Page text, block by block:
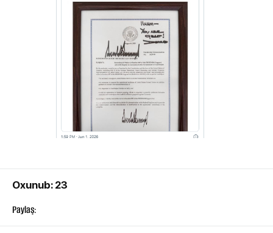
Oxunub: 23
Paylaş: